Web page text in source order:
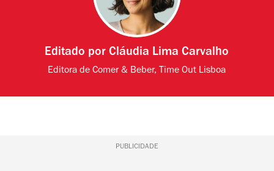
Editado porCláudia Lima Carvalho
Editora de Comer & Beber, Time Out Lisboa
PUBLICIDADE